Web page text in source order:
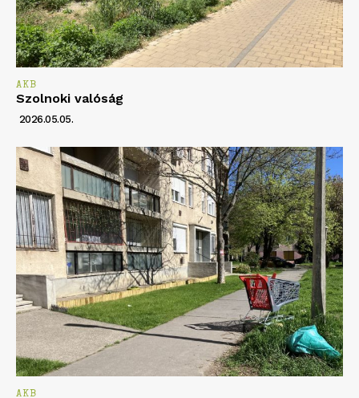
AKB
Szolnoki valóság
2026.05.05.
AKB